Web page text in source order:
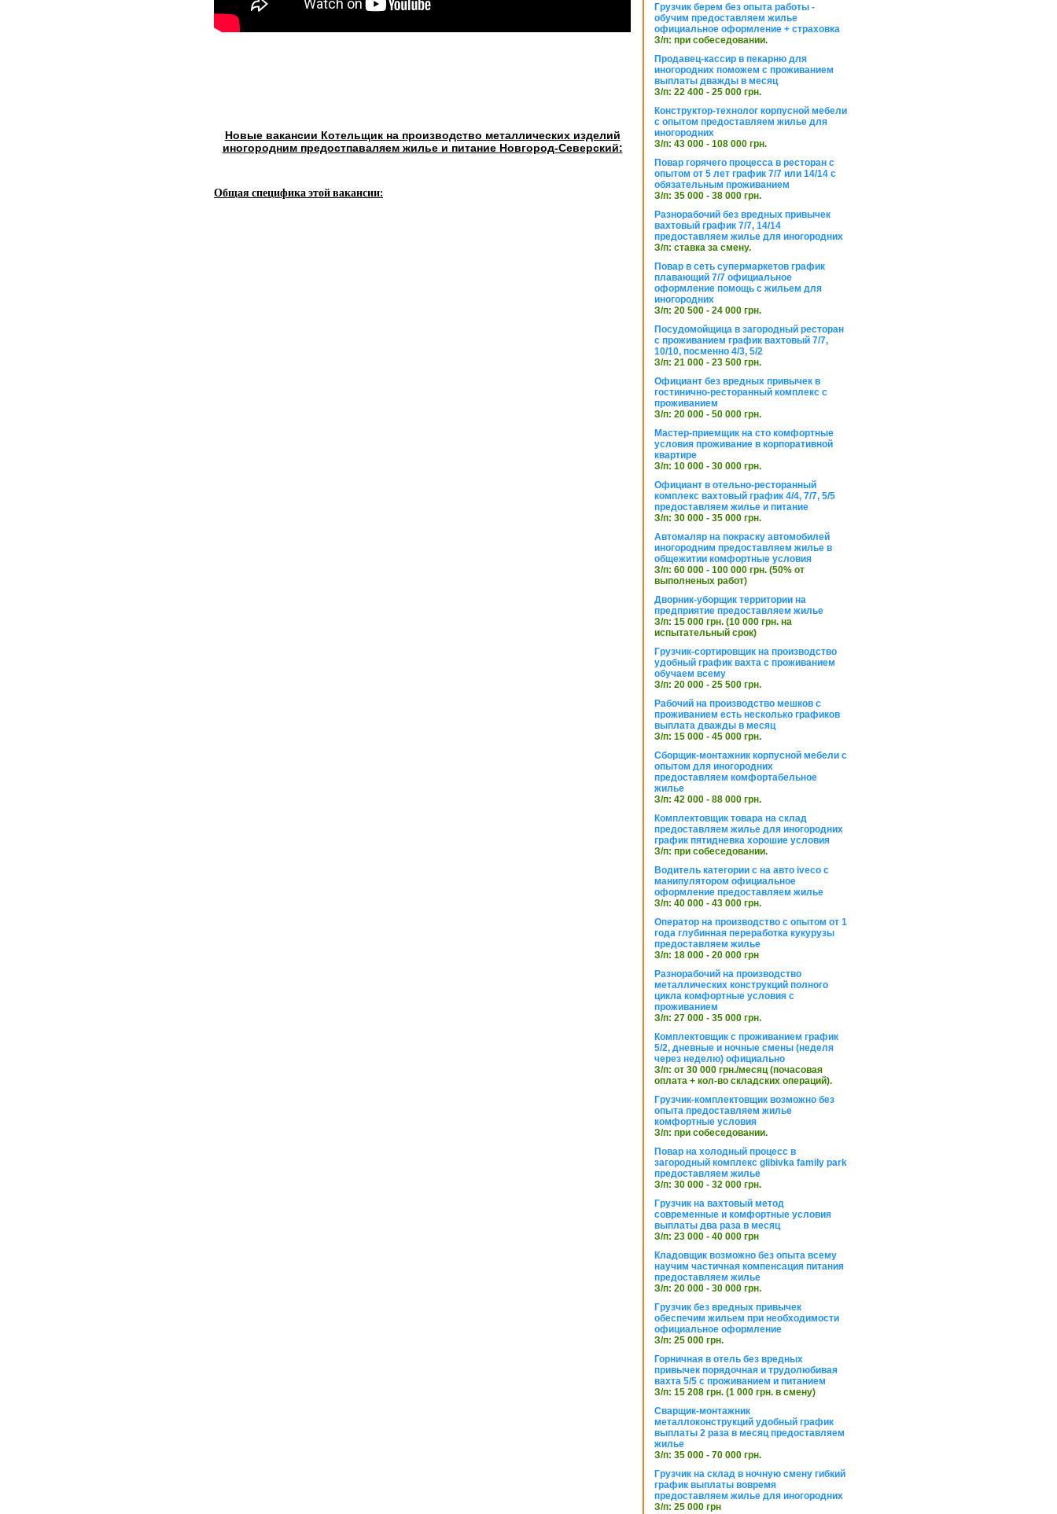
Новые вакансии Котельщик на производство металлических изделий
иногородним предостпаваляем жилье и питание Новгород-Северский:
Общая специфика этой вакансии:
Грузчик берем без опыта работы -
обучим предоставляем жилье
официальное оформление + страховка
З/п: при собеседовании.
Продавец-кассир в пекарню для
иногородних поможем с проживанием
выплаты дважды в месяц
З/п: 22 400 - 25 000 грн.
Конструктор-технолог корпусной мебели
с опытом предоставляем жилье для
иногородних
З/п: 43 000 - 108 000 грн.
Повар горячего процесса в ресторан с
опытом от 5 лет график 7/7 или 14/14 с
обязательным проживанием
З/п: 35 000 - 38 000 грн.
Разнорабочий без вредных привычек
вахтовый график 7/7, 14/14
предоставляем жилье для иногородних
З/п: ставка за смену.
Повар в сеть супермаркетов график
плавающий 7/7 официальное
оформление помощь с жильем для
иногородних
З/п: 20 500 - 24 000 грн.
Посудомойщица в загородный ресторан
с проживанием график вахтовый 7/7,
10/10, посменно 4/3, 5/2
З/п: 21 000 - 23 500 грн.
Официант без вредных привычек в
гостинично-ресторанный комплекс с
проживанием
З/п: 20 000 - 50 000 грн.
Мастер-приемщик на сто комфортные
условия проживание в корпоративной
квартире
З/п: 10 000 - 30 000 грн.
Официант в отельно-ресторанный
комплекс вахтовый график 4/4, 7/7, 5/5
предоставляем жилье и питание
З/п: 30 000 - 35 000 грн.
Автомаляр на покраску автомобилей
иногородним предоставляем жилье в
общежитии комфортные условия
З/п: 60 000 - 100 000 грн. (50% от
выполненых работ)
Дворник-уборщик территории на
предприятие предоставляем жилье
З/п: 15 000 грн. (10 000 грн. на
испытательный срок)
Грузчик-сортировщик на производство
удобный график вахта с проживанием
обучаем всему
З/п: 20 000 - 25 500 грн.
Рабочий на производство мешков с
проживанием есть несколько графиков
выплата дважды в месяц
З/п: 15 000 - 45 000 грн.
Сборщик-монтажник корпусной мебели с
опытом для иногородних
предоставляем комфортабельное
жилье
З/п: 42 000 - 88 000 грн.
Комплектовщик товара на склад
предоставляем жилье для иногородних
график пятидневка хорошие условия
З/п: при собеседовании.
Водитель категории с на авто iveco с
манипулятором официальное
оформление предоставляем жилье
З/п: 40 000 - 43 000 грн.
Оператор на производство с опытом от 1
года глубинная переработка кукурузы
предоставляем жилье
З/п: 18 000 - 20 000 грн
Разнорабочий на производство
металлических конструкций полного
цикла комфортные условия с
проживанием
З/п: 27 000 - 35 000 грн.
Комплектовщик с проживанием график
5/2, дневные и ночные смены (неделя
через неделю) официально
З/п: от 30 000 грн./месяц (почасовая
оплата + кол-во складских операций).
Грузчик-комплектовщик возможно без
опыта предоставляем жилье
комфортные условия
З/п: при собеседовании.
Повар на холодный процесс в
загородный комплекс glibivka family park
предоставляем жилье
З/п: 30 000 - 32 000 грн.
Грузчик на вахтовый метод
современные и комфортные условия
выплаты два раза в месяц
З/п: 23 000 - 40 000 грн
Кладовщик возможно без опыта всему
научим частичная компенсация питания
предоставляем жилье
З/п: 20 000 - 30 000 грн.
Грузчик без вредных привычек
обеспечим жильем при необходимости
официальное оформление
З/п: 25 000 грн.
Горничная в отель без вредных
привычек порядочная и трудолюбивая
вахта 5/5 с проживанием и питанием
З/п: 15 208 грн. (1 000 грн. в смену)
Сварщик-монтажник
металлоконструкций удобный график
выплаты 2 раза в месяц предоставляем
жилье
З/п: 35 000 - 70 000 грн.
Грузчик на склад в ночную смену гибкий
график выплаты вовремя
предоставляем жилье для иногородних
З/п: 25 000 грн